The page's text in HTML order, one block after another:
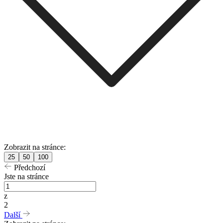
Zobrazit na stránce:
25 50 100
Předchozí
Jste na stránce
z
2
Další